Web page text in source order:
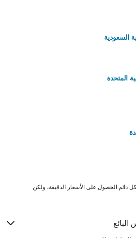
السعودية
المتحدة